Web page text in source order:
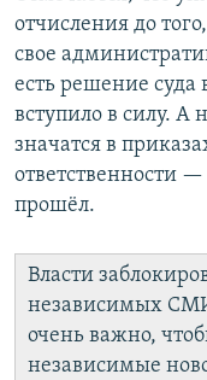
отчисления до
свое
есть решение
вступило в силу. А
значатся в
ответственности
прошёл.
Власти
независимых
очень важно,
независимые